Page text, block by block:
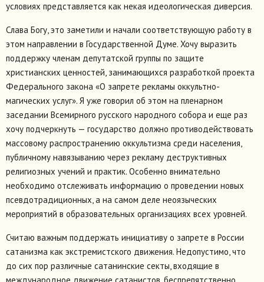
условиях представляется как некая идеологическая диверсия.
Слава Богу, это заметили и начали соответствующую работу в
этом направлении в Государственной Думе. Хочу выразить
поддержку членам депутатской группы по защите
христианских ценностей, занимающихся разработкой проекта
Федерального закона «О запрете рекламы оккультно-
магических услуг». Я уже говорил об этом на пленарном
заседании Всемирного русского народного собора и еще раз
хочу подчеркнуть — государство должно противодействовать
массовому распространению оккультизма среди населения,
публичному навязыванию через рекламу деструктивных
религиозных учений и практик. Особенно внимательно
необходимо отслеживать информацию о проведении новых
псевдотрадиционных, а на самом деле неоязыческих
мероприятий в образовательных организациях всех уровней.
Считаю важным поддержать инициативу о запрете в России
сатанизма как экстремистского движения. Недопустимо, что
до сих пор различные сатанинские секты, входящие в